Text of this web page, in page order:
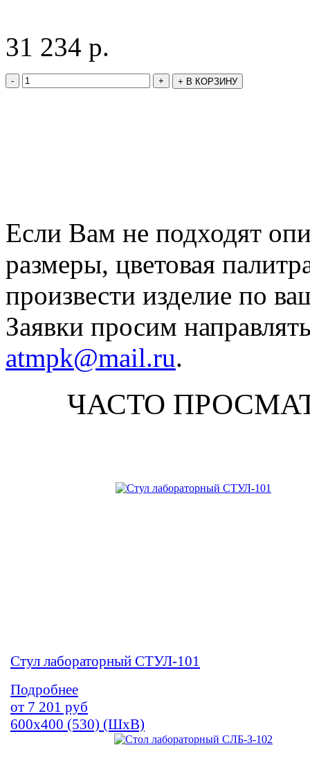
31 234 р.
- + + В КОРЗИНУ
Если Вам не подходят
размеры, цветовая
произвести изделие по
Заявки просим
atmpk@mail.ru.
ЧАСТО
Стул лабораторный СТУЛ-101
Подробнее
от 7 201 руб
600х400 (530) (ШхВ)